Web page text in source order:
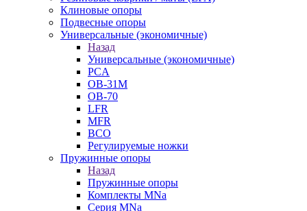
Клиновые опоры
Подвесные опоры
Универсальные (экономичные)
Назад
Универсальные (экономичные)
PCA
ОВ-31М
OB-70
LFR
MFR
ВСО
Регулируемые ножки
Пружинные опоры
Назад
Пружинные опоры
Комплекты MNa
Серия MNa